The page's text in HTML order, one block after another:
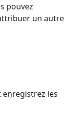
pouvez
un autre
enregistrez les